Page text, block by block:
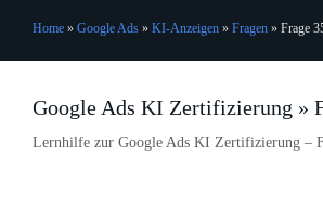
Home » Google Ads » KI-Anzeigen » Fragen » Frage
Google Ads KI Zertifizierung »
Lernhilfe zur Google Ads KI Zertifizierung –